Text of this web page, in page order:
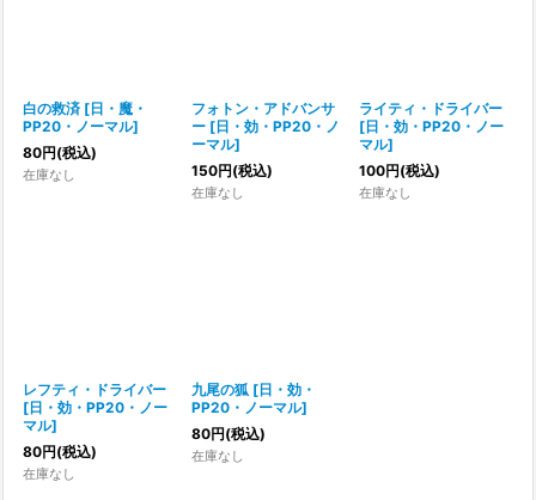
白の救済 [日・魔・
PP20・ノーマル]
80円(税込)
在庫なし
フォトン・アドバンサ
ー [日・効・PP20・ノ
ーマル]
150円(税込)
在庫なし
ライティ・ドライバー
[日・効・PP20・ノー
マル]
100円(税込)
在庫なし
レフティ・ドライバー
[日・効・PP20・ノー
マル]
80円(税込)
在庫なし
九尾の狐 [日・効・
PP20・ノーマル]
80円(税込)
在庫なし